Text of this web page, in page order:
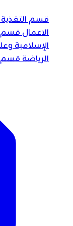
قسم التغذية
الاعمالقسم
الإسلامية
الرياضةقسم